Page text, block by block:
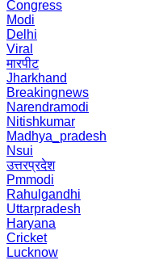
Congress
Modi
Delhi
Viral
मारपीट
Jharkhand
Breakingnews
Narendramodi
Nitishkumar
Madhya_pradesh
Nsui
उत्तरप्रदेश
Pmmodi
Rahulgandhi
Uttarpradesh
Haryana
Cricket
Lucknow